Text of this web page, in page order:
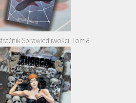
Sprawiedliwości. Tom 8